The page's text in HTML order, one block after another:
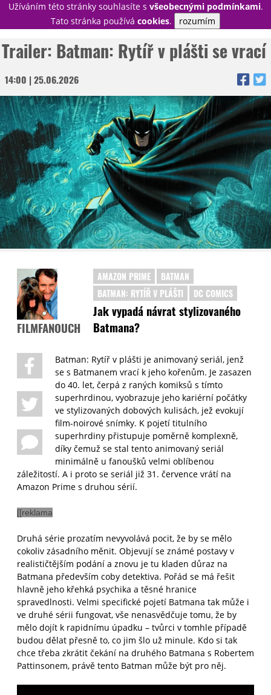
Užíváním této stránky souhlasíte s všeobecnými podmínkami.
Tato stránka používá cookies. rozumím
PŘIHLÁSIT
NOVINKY
TÉMATA
RECENZE
EPIZODY
KULT
TRAILERY
GALERIE
DISKUZE
STATISTIKY
TIRÁŽ
Trailer: Batman: Rytíř v plášti se vrací
14:00 | 25.06.2026
FILMFANOUCH
AMAZON PRIME
BATMAN
BATMAN: RYTÍŘ V PLÁŠTI
DC COMICS
Jak vypadá návrat stylizovaného
Batmana?
Batman: Rytíř v plášti je animovaný seriál, jenž
se s Batmanem vrací k jeho kořenům. Je zasazen
do 40. let, čerpá z raných komiksů s tímto
superhrdinou, vyobrazuje jeho kariérní počátky
ve stylizovaných dobových kulisách, jež evokují
film-noirové snímky. K pojetí titulního
superhrdiny přistupuje poměrně komplexně,
díky čemuž se stal tento animovaný seriál
minimálně u fanoušků velmi oblíbenou
záležitostí. A i proto se seriál již 31. července vrátí na
Amazon Prime s druhou sérií.
[[reklama
Druhá série prozatím nevyvolává pocit, že by se mělo
cokoliv zásadního měnit. Objevují se známé postavy v
realističtějším podání a znovu je tu kladen důraz na
Batmana především coby detektiva. Pořád se má řešit
hlavně jeho křehká psychika a těsné hranice
spravedlnosti. Velmi specifické pojetí Batmana tak může i
ve druhé sérii fungovat, vše nenasvědčuje tomu, že by
mělo dojít k rapidnímu úpadku – tvůrci v tomhle případě
budou dělat přesně to, co jim šlo už minule. Kdo si tak
chce třeba zkrátit čekání na druhého Batmana s Robertem
Pattinsonem, právě tento Batman může být pro něj.